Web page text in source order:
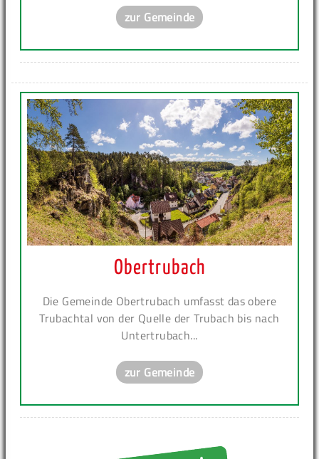
zur Gemeinde
Obertrubach
Die Gemeinde Obertrubach umfasst das obere
Trubachtal von der Quelle der Trubach bis nach
Untertrubach...
zur Gemeinde